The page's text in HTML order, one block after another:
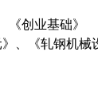
创业基础》
、《轧钢机械